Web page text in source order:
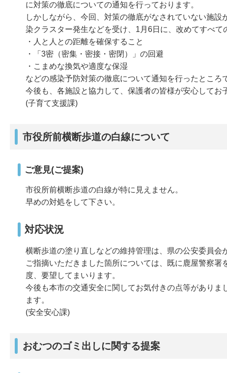
に対策の徹底についての通知を行っております。
しかしながら、今回、対策の徹底がなされていない施
染クラスター発生などを受け、1月6日に、改めてすべて
・人と人との距離を確保すること
・「3密（密集・密接・密閉）」の回避
・こまめな換気や適度な保湿
などの感染予防対策の徹底について通知を行ったところ
今後も、各施設と協力して、保護者の皆様が安心してお
(子育て支援課)
市役所前横断歩道の白線について
ご意見(ご提案)
市役所前横断歩道の白線が特に見えません。
早めの対処をして下さい。
対応状況
横断歩道の塗り直しなどの維持管理は、県の公安委員会
ご指摘いただきました箇所については、既に鹿屋警察
度、要望してまいります。
今後も本市の交通安全に関してお気付きの点等があり
ます。
(安全安心課)
おむつのゴミ出しに関する提案